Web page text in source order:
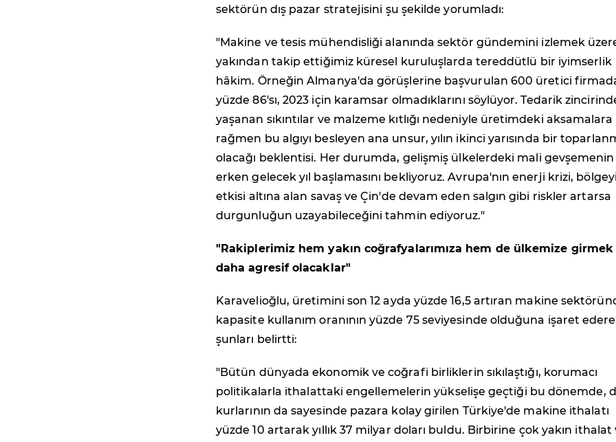
sektörün dış pazar stratejisini şu şekilde yorumladı:
"Makine ve tesis mühendisliği alanında sektör gündemini izlemek
yakından takip ettiğimiz küresel kuruluşlarda tereddütlü bir iyimserlik
hâkim. Örneğin Almanya'da görüşlerine başvurulan 600 üretici
yüzde 86'sı, 2023 için karamsar olmadıklarını söylüyor. Tedarik
yaşanan sıkıntılar ve malzeme kıtlığı nedeniyle üretimdeki aksamalara
rağmen bu algıyı besleyen ana unsur, yılın ikinci yarısında bir
olacağı beklentisi. Her durumda, gelişmiş ülkelerdeki mali gevşemenin
erken gelecek yıl başlamasını bekliyoruz. Avrupa'nın enerji krizi, bölgeyi
etkisi altına alan savaş ve Çin'de devam eden salgın gibi riskler artarsa
durgunluğun uzayabileceğini tahmin ediyoruz."
"Rakiplerimiz hem yakın coğrafyalarımıza hem de ülkemize girmek
daha agresif olacaklar"
Karavelioğlu, üretimini son 12 ayda yüzde 16,5 artıran makine
kapasite kullanım oranının yüzde 75 seviyesinde olduğuna işaret
şunları belirtti:
"Bütün dünyada ekonomik ve coğrafi birliklerin sıkılaştığı, korumacı
politikalarla ithalattaki engellemelerin yükselişe geçtiği bu dönemde,
kurlarının da sayesinde pazara kolay girilen Türkiye'de makine ithalatı
yüzde 10 artarak yıllık 37 milyar doları buldu. Birbirine çok yakın ithalat